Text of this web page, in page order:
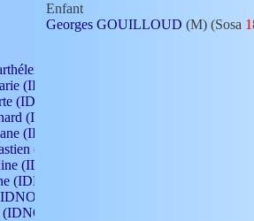
(IDNO 330)
(IDNO 165)
(IDNO 449)
(IDNO 4)
(IDNO 4)
(IDNO 4)
(IDNO 105)
(IDNO 420)
210)
420)
Enfant
Georges GOUILLOUD (M) (Sosa